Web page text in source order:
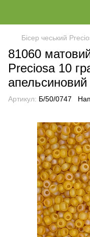
Бісер чеський
81060
Preciosa 10
апельсиновий
Артикул: Б/50/0747